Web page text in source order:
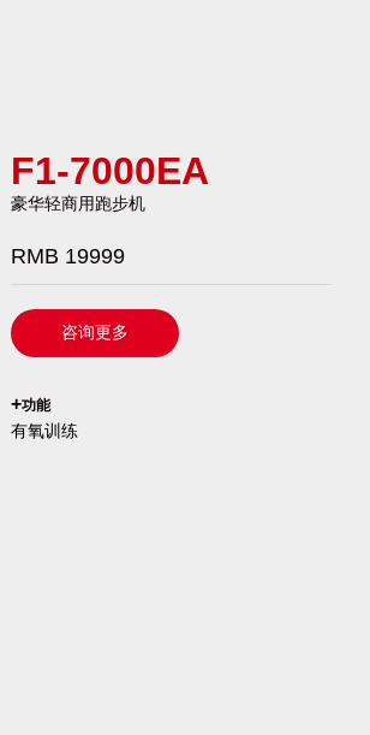
F1-7000EA
豪华轻商用跑步机
RMB 19999
咨询更多
`
+功能
有氧训练